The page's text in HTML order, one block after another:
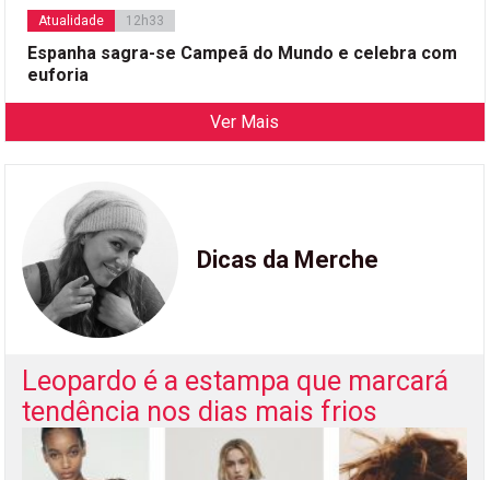
Atualidade 12h33
Espanha sagra-se Campeã do Mundo e celebra com
euforia
Ver Mais
Dicas da Merche
Leopardo é a estampa que marcará
tendência nos dias mais frios